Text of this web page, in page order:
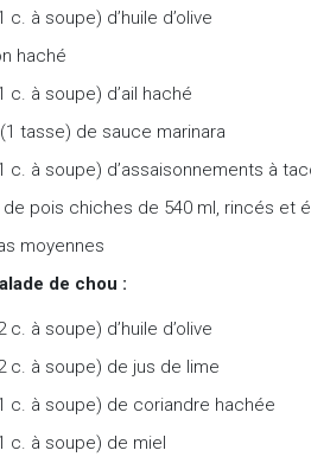
c. à soupe) d’huile d’olive
haché
c. à soupe) d’ail haché
tasse) de sauce marinara
c. à soupe) d’assaisonnements à
pois chiches de 540 ml, rincés et
moyennes
de chou :
c. à soupe) d’huile d’olive
c. à soupe) de jus de lime
c. à soupe) de coriandre hachée
c. à soupe) de miel